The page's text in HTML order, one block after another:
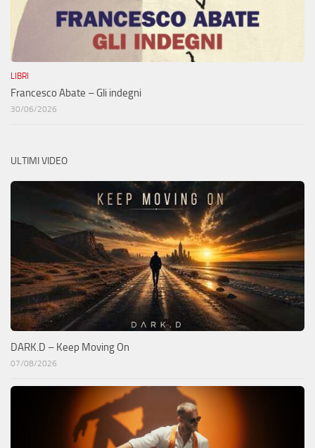
LIBRI
Francesco Abate – Gli indegni
30/06/2026
ULTIMI VIDEO
DARK.D – Keep Moving On
07/08/2026